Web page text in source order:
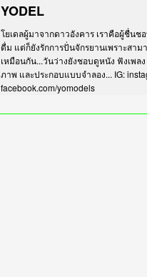
YODEL
โยเดลผู้มาจากดาวอังคาร เราคือผู้ชื่นช
ดื่ม แต่ก็ยังรักการปั่นจักรยานเพราะสา
เหมือนกัน...วันว่างยังชอบดูหนัง ฟังเพล
ภาพ และประกอบแบบจำลอง... IG:
facebook.com/yomodels